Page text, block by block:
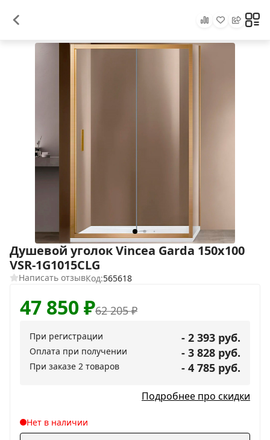
Душевой уголок Vincea Garda 150x100
VSR-1G1015CLG
Написать отзывКод:565618
62 205₽
47 850₽
При регистрации - 2 393 руб.
Оплата при получении - 3 828 руб.
При заказе 2 товаров - 4 785 руб.
Подробнее про скидки
Нет в наличии